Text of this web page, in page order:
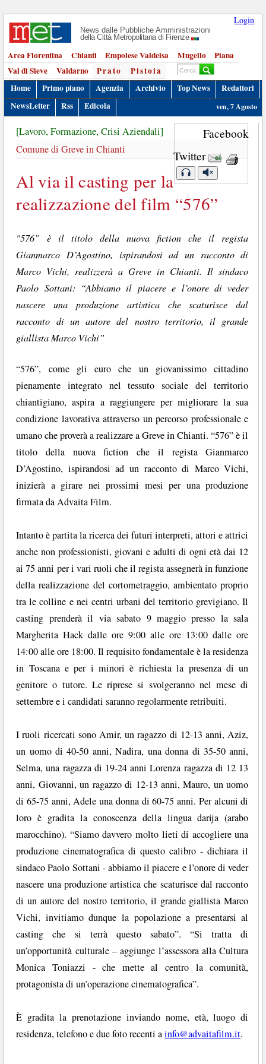
Login
News dalle Pubbliche Amministrazioni
della Città Metropolitana di Firenze
Area Fiorentina Chianti Empolese Valdelsa Mugello
Piana
Val di Sieve
Valdarno Prato
Pistoia
Home
Primo piano Agenzia Archivio Top News
Redattori
NewsLetter
Rss Edicola ven, 7 Agosto
Facebook
Twitter
[Lavoro, Formazione, Crisi Aziendali]
Comune di Greve in Chianti
Al via il casting per la
realizzazione del film “576”
"576” è il titolo della nuova fiction che il regista
Gianmarco D’Agostino, ispirandosi ad un racconto di
Marco Vichi, realizzerà a Greve in Chianti. Il sindaco
Paolo Sottani: “Abbiamo il piacere e l’onore di veder
nascere una produzione artistica che scaturisce dal
racconto di un autore del nostro territorio, il grande
giallista Marco Vichi”
“576”, come gli euro che un giovanissimo cittadino
pienamente integrato nel tessuto sociale del territorio
chiantigiano, aspira a raggiungere per migliorare la sua
condizione lavorativa attraverso un percorso professionale e
umano che proverà a realizzare a Greve in Chianti. “576” è il
titolo della nuova fiction che il regista Gianmarco
D’Agostino, ispirandosi ad un racconto di Marco Vichi,
inizierà a girare nei prossimi mesi per una produzione
firmata da Advaita Film.
Intanto è partita la ricerca dei futuri interpreti, attori e attrici
anche non professionisti, giovani e adulti di ogni età dai 12
ai 75 anni per i vari ruoli che il regista assegnerà in funzione
della realizzazione del cortometraggio, ambientato proprio
tra le colline e nei centri urbani del territorio grevigiano. Il
casting prenderà il via sabato 9 maggio presso la sala
Margherita Hack dalle ore 9:00 alle ore 13:00 dalle ore
14:00 alle ore 18:00. Il requisito fondamentale è la residenza
in Toscana e per i minori è richiesta la presenza di un
genitore o tutore. Le riprese si svolgeranno nel mese di
settembre e i candidati saranno regolarmente retribuiti.
I ruoli ricercati sono Amir, un ragazzo di 12-13 anni, Aziz,
un uomo di 40-50 anni, Nadira, una donna di 35-50 anni,
Selma, una ragazza di 19-24 anni Lorenza ragazza di 12 13
anni, Giovanni, un ragazzo di 12-13 anni, Mauro, un uomo
di 65-75 anni, Adele una donna di 60-75 anni. Per alcuni di
loro è gradita la conoscenza della lingua darija (arabo
marocchino). “Siamo davvero molto lieti di accogliere una
produzione cinematografica di questo calibro - dichiara il
sindaco Paolo Sottani - abbiamo il piacere e l’onore di veder
nascere una produzione artistica che scaturisce dal racconto
di un autore del nostro territorio, il grande giallista Marco
Vichi, invitiamo dunque la popolazione a presentarsi al
casting che si terrà questo sabato”. “Si tratta di
un’opportunità culturale – aggiunge l’assessora alla Cultura
Monica Toniazzi - che mette al centro la comunità,
protagonista di un’operazione cinematografica”.
È gradita la prenotazione inviando nome, età, luogo di
residenza, telefono e due foto recenti ainfo@advaitafilm.it.